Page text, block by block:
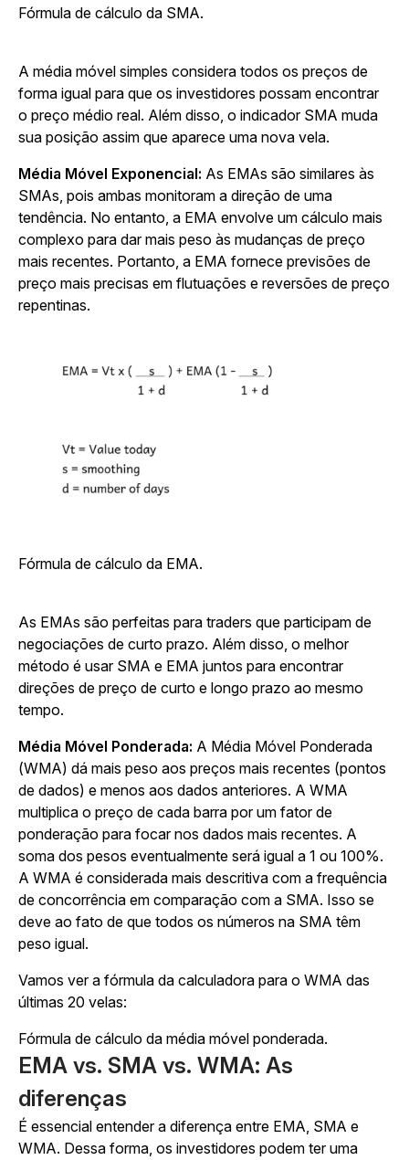
Fórmula de cálculo da SMA.
A média móvel simples considera todos os preços de
forma igual para que os investidores possam encontrar
o preço médio real. Além disso, o indicador SMA muda
sua posição assim que aparece uma nova vela.
Média Móvel Exponencial: As EMAs são similares às
SMAs, pois ambas monitoram a direção de uma
tendência. No entanto, a EMA envolve um cálculo mais
complexo para dar mais peso às mudanças de preço
mais recentes. Portanto, a EMA fornece previsões de
preço mais precisas em flutuações e reversões de preço
repentinas.
Fórmula de cálculo da EMA.
As EMAs são perfeitas para traders que participam de
negociações de curto prazo. Além disso, o melhor
método é usar SMA e EMA juntos para encontrar
direções de preço de curto e longo prazo ao mesmo
tempo.
Média Móvel Ponderada: A Média Móvel Ponderada
(WMA) dá mais peso aos preços mais recentes (pontos
de dados) e menos aos dados anteriores. A WMA
multiplica o preço de cada barra por um fator de
ponderação para focar nos dados mais recentes. A
soma dos pesos eventualmente será igual a 1 ou 100%.
A WMA é considerada mais descritiva com a frequência
de concorrência em comparação com a SMA. Isso se
deve ao fato de que todos os números na SMA têm
peso igual.
Vamos ver a fórmula da calculadora para o WMA das
últimas 20 velas:
Fórmula de cálculo da média móvel ponderada.
EMA vs. SMA vs. WMA: As
diferenças
É essencial entender a diferença entre EMA, SMA e
WMA. Dessa forma, os investidores podem ter uma